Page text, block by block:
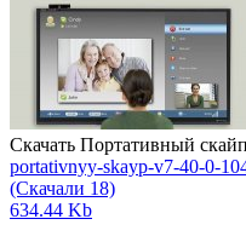
Скачать Портативный
portativnyy-skayp-v7-40-0-
(Скачали 18)
634.44 Kb